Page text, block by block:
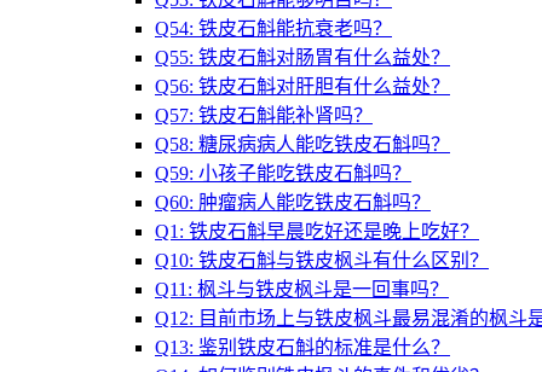
Q54: 铁皮石斛能抗衰老吗？
Q55: 铁皮石斛对肠胃有什么益处？
Q56: 铁皮石斛对肝胆有什么益处？
Q57: 铁皮石斛能补肾吗？
Q58: 糖尿病病人能吃铁皮石斛吗？
Q59: 小孩子能吃铁皮石斛吗？
Q60: 肿瘤病人能吃铁皮石斛吗？
Q1: 铁皮石斛早晨吃好还是晚上吃好？
Q10: 铁皮石斛与铁皮枫斗有什么区别？
Q11: 枫斗与铁皮枫斗是一回事吗？
Q12: 目前市场上与铁皮枫斗最易混淆的枫斗
Q13: 鉴别铁皮石斛的标准是什么？